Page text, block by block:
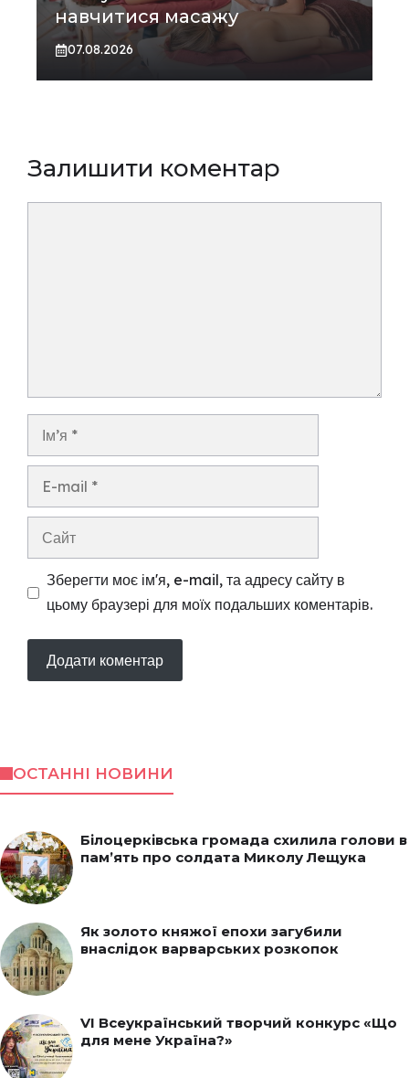
навчитися масажу
07.08.2026
Залишити коментар
Ім’я
Сайт
Зберегти моє ім'я, e-mail, та адресу сайту в
цьому браузері для моїх подальших коментарів.
ОСТАННІ НОВИНИ
Білоцерківська громада схилила голови в
пам’ять про солдата Миколу Лещука
Як золото княжої епохи загубили
внаслідок варварських розкопок
VI Всеукраїнський творчий конкурс «Що
для мене Україна?»